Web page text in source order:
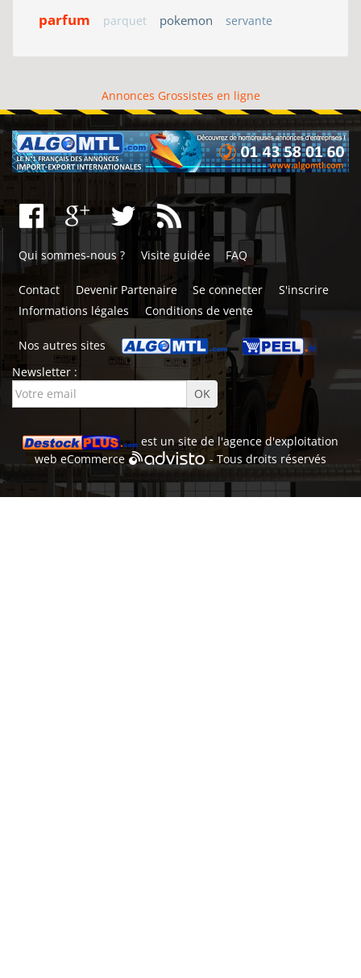
parfum
parquet pokemon servante
Annonces Grossistes en ligne
Qui sommes-nous ? Visite guidée FAQ
Contact Devenir Partenaire Se connecter
S'inscrire
Informations légales
Conditions de vente
Nos autres sites
Newsletter :
est un site de l'agence d'exploitation
webeCommerce - Tous droits réservés